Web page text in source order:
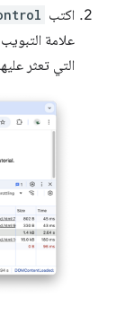
اكتب
علامة التبويب
التي تعثر